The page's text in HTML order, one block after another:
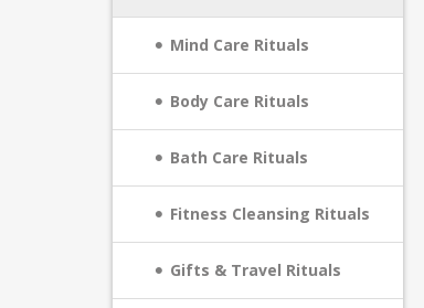
Mind Care Rituals
Body Care Rituals
Bath Care Rituals
Fitness Cleansing Rituals
Gifts & Travel Rituals